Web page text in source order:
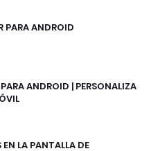
PARA ANDROID
ANDROID | PERSONALIZA
LA PANTALLA DE